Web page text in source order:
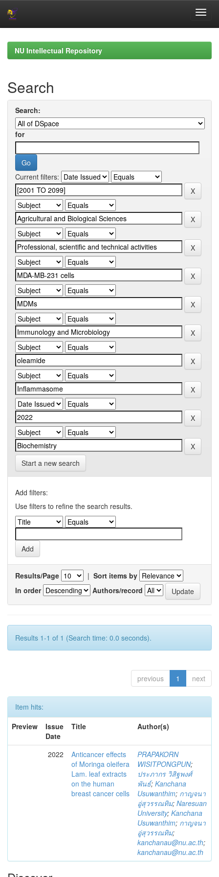
navigationNU Intellectual Repository
Search
Search:
for
Current filters:
Start a new search
Add filters:
Use filters to refine the search results.
Results/Page | Sort items by
In order
Authors/record
Results 1-1 of 1 (Search time: 0.0 seconds).
previous 1 next
Item hits:
Preview
Issue
Date
Title Author(s)
2022
Anticancer effects
of Moringa oleifera
Lam. leaf extracts
on the human
breast cancer cells
PRAPAKORN
WISITPONGPUN;
ประภากร วิสิฐพงศ์
พันธ์; Kanchana
Usuwanthim; กาญจนา
อู่สุวรรณทิม; Naresuan
University; Kanchana
Usuwanthim; กาญจนา
อู่สุวรรณทิม;
kanchanau@nu.ac.th;
kanchanau@nu.ac.th